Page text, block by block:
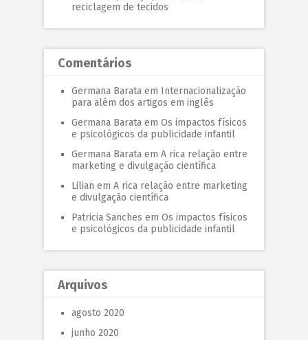
reciclagem de tecidos
Comentários
Germana Barata em Internacionalização
para além dos artigos em inglês
Germana Barata em Os impactos físicos
e psicológicos da publicidade infantil
Germana Barata em A rica relação entre
marketing e divulgação científica
Lilian em A rica relação entre marketing
e divulgação científica
Patricia Sanches em Os impactos físicos
e psicológicos da publicidade infantil
Arquivos
agosto 2020
junho 2020